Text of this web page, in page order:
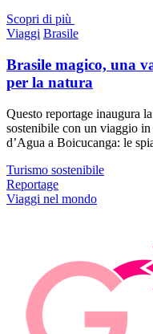
Scopri di più
Viaggi Brasile
Brasile magico, una
per la natura
Questo reportage inaugura
sostenibile con un viaggio
d’Agua a Boicucanga: le
Turismo sostenibile
Reportage
Viaggi nel mondo